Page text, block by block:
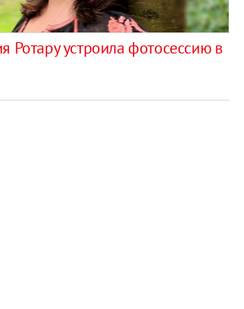
Ротару устроила фотосессию в